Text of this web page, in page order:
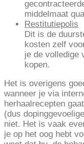
middelmaat
Restitutiepolis
Dit is de
kosten zelf
je de volledige
kopen.
Het is overigens
wanneer je via
herhaalrecepten
(dus
niet. Het is vaak
je op het oog hebt